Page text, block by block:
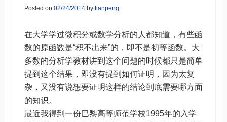
Posted on 02/24/2014by tianpeng
在大学学过微积分或数学分析的人都知道，有些函
数的原函数是“积不出来”的，即不是初等函数。大
多数的分析学教材讲到这个问题的时候都只是简单
提到这个结果，即没有提到如何证明，因为太复
杂，又没有说想要证明这样的结论到底需要哪方面
的知识。
最近我得到一份巴黎高等师范学校1995年的入学